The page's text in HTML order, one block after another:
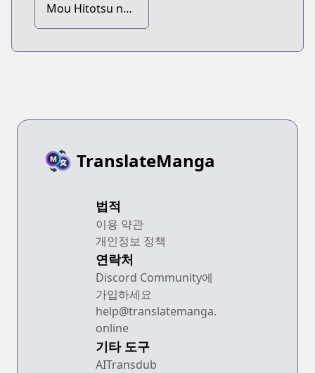
Mou Hitotsu no
Piano no Mori:
TranslateManga
법적
이용 약관
개인정보 정책
연락처
Discord Community에
가입하세요
help@translatemanga.
online
기타 도구
AITransdub